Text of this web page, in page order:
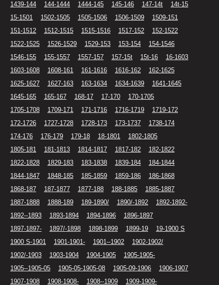
1439-144
144-1444 1444-145 145-146 147-14t
14t-15
15-1501
1502-1505 1505-1506 1506-1509
1509-151
151-1512
1512-1515 1515-1516 1517-152
152-1522
1522-1525
1526-1529 1529-153 153-154
154-1546
1546-155
155-1557 1557-157 157-15t 15t-16
16-1603
1603-1608
1608-161 161-1616 1616-162
162-1625
1625-1627
1627-163 163-1634 1634-1639
1641-1645
1645-165
165-167 168-17 17-170
170-1705
1705-1708
1709-171 171-1716 1716-1719
1719-172
172-1726
1727-1728 1728-173 173-1737
1738-174
174-176
176-179 179-18 18-1801
1802-1805
1805-181
181-1813 1814-1817 1817-182
182-1822
1822-1828
1829-183 183-1838 1839-184
184-1844
1844-1847
1848-185 185-1859 1859-186
186-1868
1868-187
187-1877 1877-188 188-1885
1885-1887
1887-1888
1888-189 189-1890/ 1890/-1892
1892-1892-
1892--1893
1893-1894 1894-1896
1896-1897
1897-1897-
1897/-1898 1898-1899 1899-19
19-1900 S
1900 S-1901
1901-1901- 1901--1902
1902-1902/
1902/-1903
1903-1904 1904-1905
1905-1905-
1905--1905-05
1905-05-1905-08 1905-09-1906
1906-1907
1907-1908
1908-1908- 1908--1909
1909-1909-